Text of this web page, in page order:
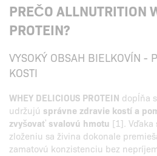
PREČO ALLNUTRITION
PROTEIN?
VYSOKÝ OBSAH BIELKOVÍN -
KOSTI
WHEY DELICIOUS PROTEIN dopĺňa
udržujú správne zdravie kostí a
zvyšovať svalovú hmotu [1]. Vďaka
zloženiu sa živina dokonale
zamatovú konzistenciu bez